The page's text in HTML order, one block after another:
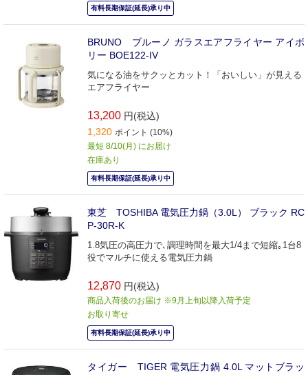
有料長期保証(延長)承り中
BRUNO ブルーノ ガラスエアフライヤー アイボ
リー BOE122-IV
気になる油をサクッとカット！「おいしい」が見える
エアフライヤー
13,200 円(税込)
1,320 ポイント (10%)
最短 8/10(月) にお届け
在庫あり
有料長期保証(延長)承り中
東芝 TOSHIBA 電気圧力鍋（3.0L） ブラック RC
P-30R-K
1.8気圧の高圧力で､調理時間を最大1/4まで短縮｡1台8
役でマルチに使える電気圧力鍋
12,870 円(税込)
商品入荷後のお届け ※9月上旬以降入荷予定
お取り寄せ
有料長期保証(延長)承り中
タイガー TIGER 電気圧力鍋 4.0L マットブラッ